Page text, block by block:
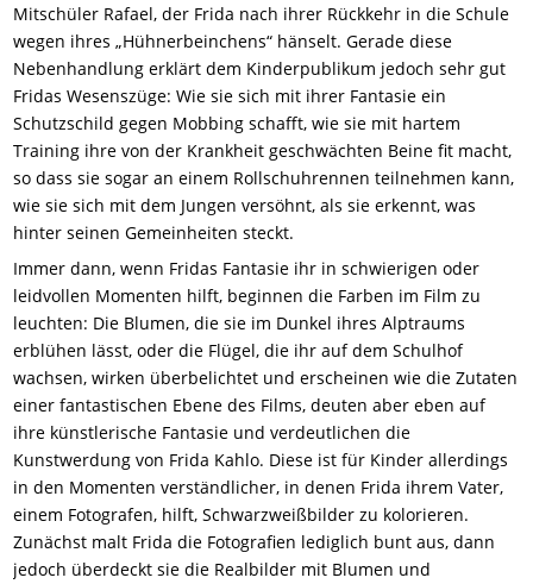
Mitschüler Rafael, der Frida nach ihrer Rückkehr in die Schule
wegen ihres „Hühnerbeinchens“ hänselt. Gerade diese
Nebenhandlung erklärt dem Kinderpublikum jedoch sehr gut
Fridas Wesenszüge: Wie sie sich mit ihrer Fantasie ein
Schutzschild gegen Mobbing schafft, wie sie mit hartem
Training ihre von der Krankheit geschwächten Beine fit macht,
so dass sie sogar an einem Rollschuhrennen teilnehmen kann,
wie sie sich mit dem Jungen versöhnt, als sie erkennt, was
hinter seinen Gemeinheiten steckt.
Immer dann, wenn Fridas Fantasie ihr in schwierigen oder
leidvollen Momenten hilft, beginnen die Farben im Film zu
leuchten: Die Blumen, die sie im Dunkel ihres Alptraums
erblühen lässt, oder die Flügel, die ihr auf dem Schulhof
wachsen, wirken überbelichtet und erscheinen wie die Zutaten
einer fantastischen Ebene des Films, deuten aber eben auf
ihre künstlerische Fantasie und verdeutlichen die
Kunstwerdung von Frida Kahlo. Diese ist für Kinder allerdings
in den Momenten verständlicher, in denen Frida ihrem Vater,
einem Fotografen, hilft, Schwarzweißbilder zu kolorieren.
Zunächst malt Frida die Fotografien lediglich bunt aus, dann
jedoch überdeckt sie die Realbilder mit Blumen und